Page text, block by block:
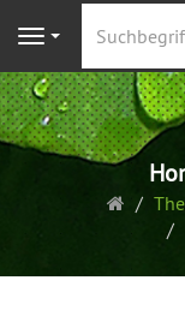
Navigation